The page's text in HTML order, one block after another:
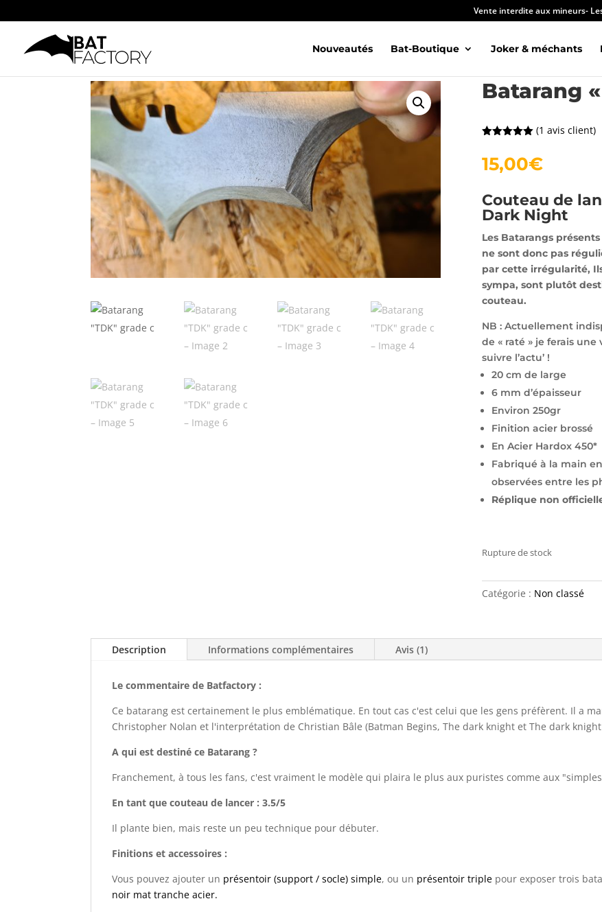
Vente interdite aux mineurs-
Nouveautés Bat-Boutique Joker & méchants
Batarang
basé sur
notation
(1 avis client)
15,00€
Couteau de
Dark Night
Les Batarangs
ne sont donc pas
par cette irrégularité,
sympa, sont plutôt
couteau.
NB : Actuellement
de « raté » je ferais une
suivre l’actu’ !
20 cm de large
6 mm d’épaisseur
Environ 250gr
Finition acier brossé
En Acier Hardox 450*
Fabriqué à la main
observées entre les
Réplique non
Rupture de stock
Catégorie : Non classé
Description Informations complémentaires Avis (1)
Le commentaire de Batfactory :
Ce batarang est certainement le plus emblématique. En tout cas c'est celui que les gens préfèrent. Il a
Christopher Nolan et l'interprétation de Christian Bâle (Batman Begins, The dark knight et The dark knight
A qui est destiné ce Batarang ?
Franchement, à tous les fans, c'est vraiment le modèle qui plaira le plus aux puristes comme aux
En tant que couteau de lancer : 3.5/5
Il plante bien, mais reste un peu technique pour débuter.
Finitions et accessoires :
Vous pouvez ajouter un présentoir (support / socle) simple, ou un présentoir triple pour exposer trois
noir mat tranche acier.